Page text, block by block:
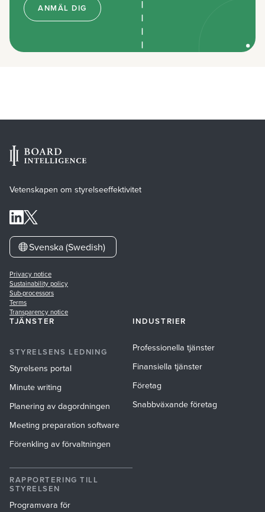
ANMÄL DIG
Vetenskapen om styrelseeffektivitet
Svenska (Swedish)
Privacy notice
Sustainability policy
Sub-processors
Terms
Transparency notice
TJÄNSTER
STYRELSENS LEDNING
Styrelsens portal
Minute writing
Planering av dagordningen
Meeting preparation software
Förenkling av förvaltningen
RAPPORTERING TILL
STYRELSEN
Programvara för
INDUSTRIER
Professionella tjänster
Finansiella tjänster
Företag
Snabbväxande företag